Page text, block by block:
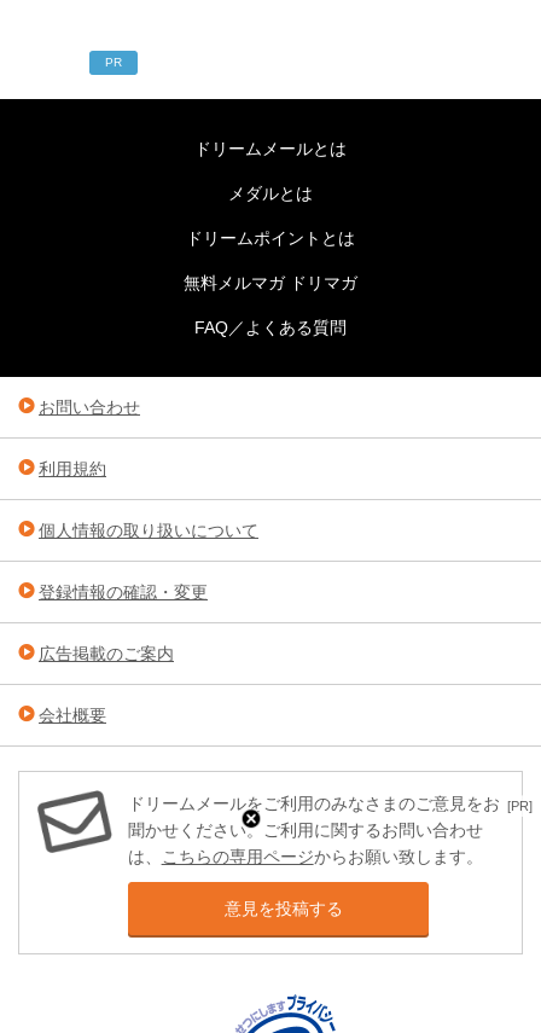
[PR]
PR
ドリームメールとは
メダルとは
ドリームポイントとは
無料メルマガ ドリマガ
FAQ／よくある質問
お問い合わせ
利用規約
個人情報の取り扱いについて
登録情報の確認・変更
広告掲載のご案内
会社概要
ドリームメールをご利用のみなさまのご意見をお
聞かせください。ご利用に関するお問い合わせ
は、 こちらの専用ページからお願い致します。
意見を投稿する